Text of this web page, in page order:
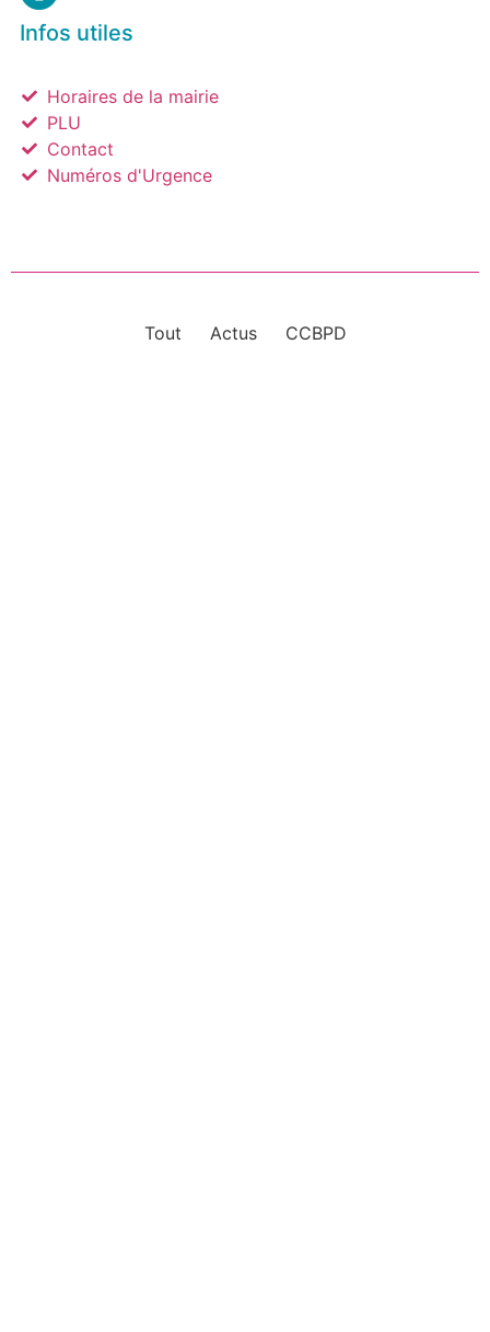
Infos utiles
Horaires de la mairie
PLU
Contact
Numéros d'Urgence
Tout Actus CCBPD